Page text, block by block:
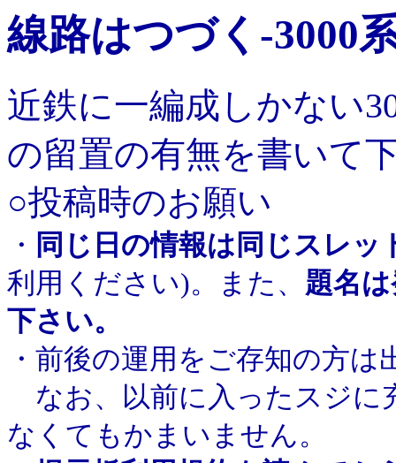
線路はつづく-3000
近鉄に一編成しかない
の留置の有無を書いて
○投稿時のお願い
・ 同じ日の情報は同じスレ
利用ください)。また、 題名
下さい。
・前後の運用をご存知の方
なお、以前に入ったスジに
なくてもかまいません。